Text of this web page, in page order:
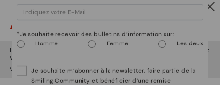
Depuis 1984, nous nous efforçons de rendre chaque
chaussure unique.
Attention !
Il semble que vous êtes enÉtats-Unis
et vous allez accéder au site
Web de
Voulez-vous aller sur le site Web deÉtats-Unis?
*Je souhaite recevoir des bulletins d’information sur:
Homme
Femme Les deux
Je souhaite m’abonner à la newsletter, faire partie de la
Smiling Community et bénéficier d’une remise